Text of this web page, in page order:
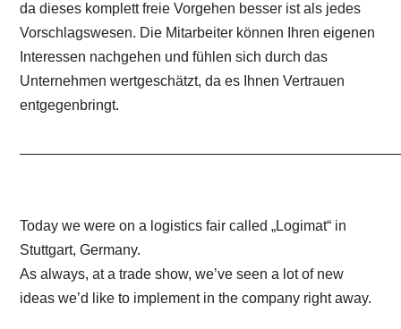
da dieses komplett freie Vorgehen besser ist als jedes
Vorschlagswesen. Die Mitarbeiter können Ihren eigenen
Interessen nachgehen und fühlen sich durch das
Unternehmen wertgeschätzt, da es Ihnen Vertrauen
entgegenbringt.
Today we were on a logistics fair called „Logimat“ in
Stuttgart, Germany.
As always, at a trade show, we’ve seen a lot of new
ideas we’d like to implement in the company right away.